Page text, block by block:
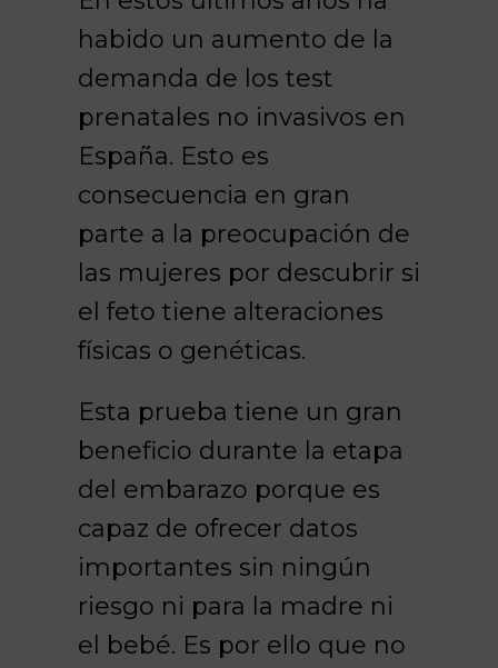
habido un aumento de la
demanda de los test
prenatales no invasivos en
España. Esto es
consecuencia en gran
parte a la preocupación de
las mujeres por descubrir si
el feto tiene alteraciones
físicas o genéticas.
Esta prueba tiene un gran
beneficio durante la etapa
del embarazo porque es
capaz de ofrecer datos
importantes sin ningún
riesgo ni para la madre ni
el bebé. Es por ello que no